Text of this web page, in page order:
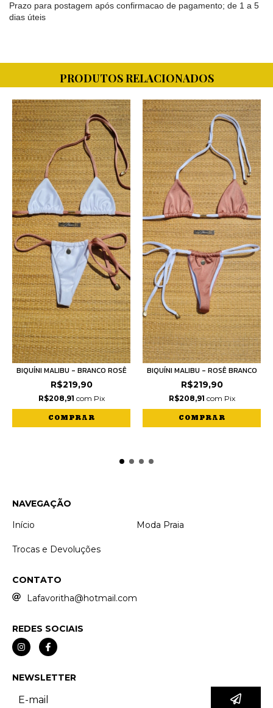
Prazo para postagem após confirmacao de pagamento; de 1 a 5
dias úteis
PRODUTOS RELACIONADOS
BIQUÍNI MALIBU - BRANCO ROSÊ
R$219,90
R$208,91 com Pix
COMPRAR
BIQUÍNI MALIBU - ROSÊ BRANCO
R$219,90
R$208,91 com Pix
COMPRAR
NAVEGAÇÃO
Início
Moda Praia
Trocas e Devoluções
CONTATO
Lafavoritha@hotmail.com
REDES SOCIAIS
NEWSLETTER